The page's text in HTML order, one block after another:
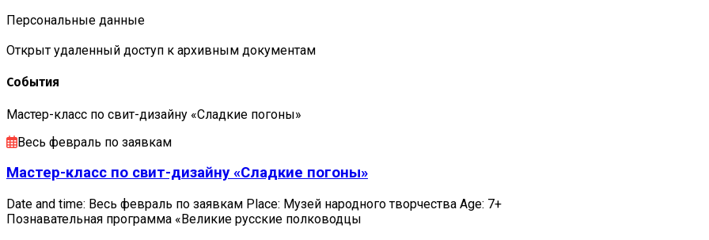
Персональные данные
Открыт удаленный доступ к архивным документам
События
Мастер-класс по свит-дизайну «Сладкие погоны»
Весь февраль по заявкам
Мастер-класс по свит-дизайну «Сладкие погоны»
Date and time: Весь февраль по заявкам Place: Музей народного творчества Age: 7+
Познавательная программа «Великие русские полководцы